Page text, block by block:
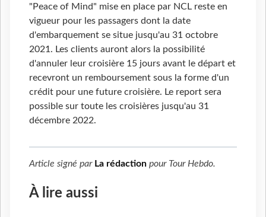
"Peace of Mind" mise en place par NCL reste en
vigueur pour les passagers dont la date
d'embarquement se situe jusqu'au 31 octobre
2021. Les clients auront alors la possibilité
d'annuler leur croisière 15 jours avant le départ et
recevront un remboursement sous la forme d'un
crédit pour une future croisière. Le report sera
possible sur toute les croisières jusqu'au 31
décembre 2022.
Article signé par La rédaction pour Tour Hebdo.
À lire aussi